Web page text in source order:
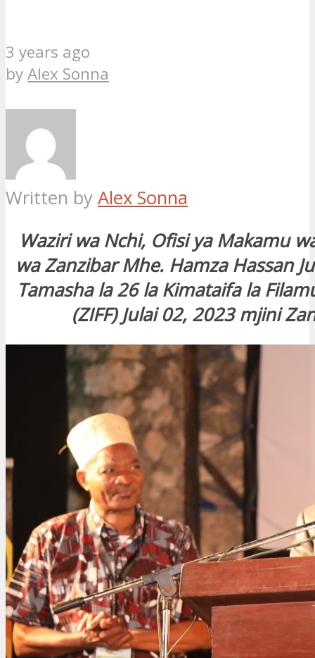
3 years ago
byAlex Sonna
Written by Alex Sonna
Waziri wa Nchi, Ofisi ya Makamu
wa Zanzibar Mhe. Hamza Hassan
Tamasha la 26 la Kimataifa la
(ZIFF) Julai 02, 2023 mjini